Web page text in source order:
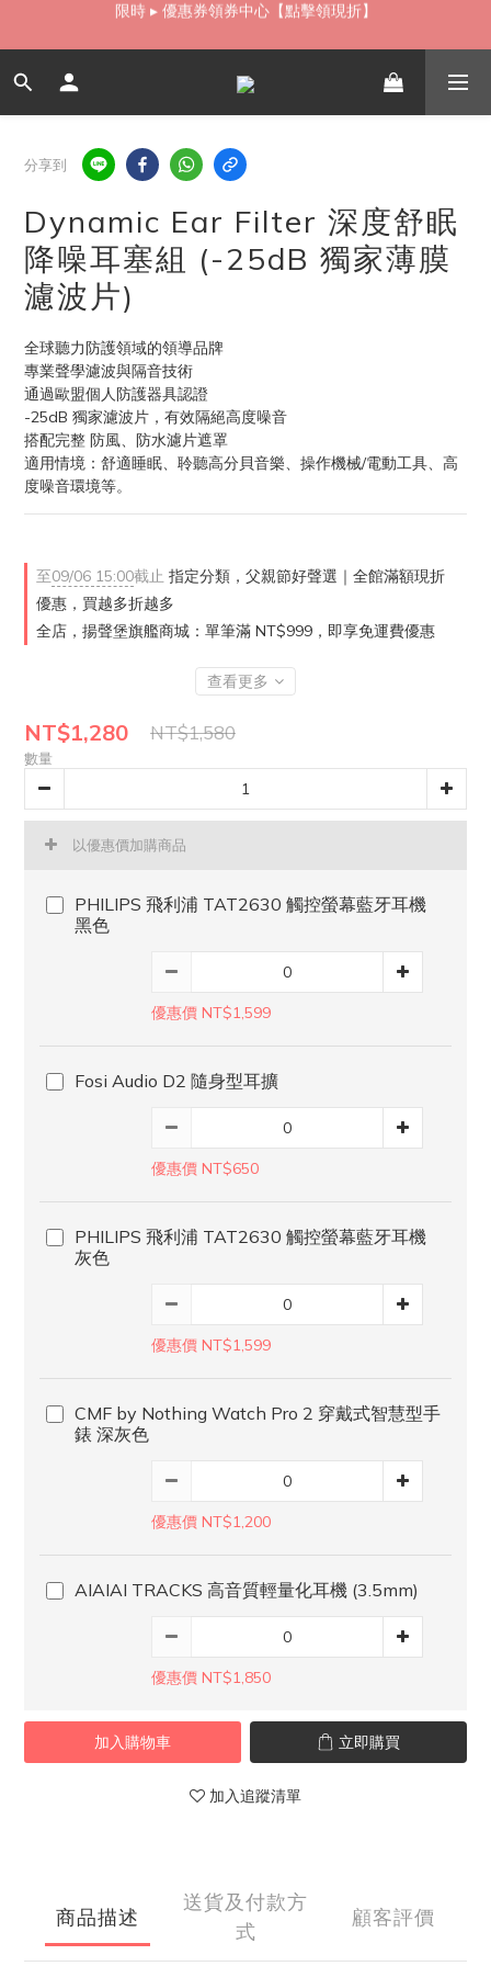
如需當日配送貨海外寄送，歡迎直接與我們聯繫
如需當日配送貨海外寄送，歡迎直接與我們聯繫
無卡分期 零利率 好輕鬆【立即填表】
如需當日配送貨海外寄送，歡迎直接與我們聯繫
分享到
Dynamic Ear Filter 深度舒眠
降噪耳塞組 (-25dB 獨家薄膜
濾波片)
全球聽力防護領域的領導品牌
專業聲學濾波與隔音技術
通過歐盟個人防護器具認證
-25dB 獨家濾波片，有效隔絕高度噪音
搭配完整 防風、防水濾片遮罩
適用情境：舒適睡眠、聆聽高分貝音樂、操作機械/電動工具、高
度噪音環境等。
至09/06 15:00截止 指定分類，父親節好聲選｜全館滿額現折
優惠，買越多折越多
全店，揚聲堡旗艦商城：單筆滿 NT$999，即享免運費優惠
查看更多
NT$1,280 NT$1,580
數量
以優惠價加購商品
PHILIPS 飛利浦 TAT2630 觸控螢幕藍牙耳機
黑色
優惠價 NT$1,599
Fosi Audio D2 隨身型耳擴
優惠價 NT$650
PHILIPS 飛利浦 TAT2630 觸控螢幕藍牙耳機
灰色
優惠價 NT$1,599
CMF by Nothing Watch Pro 2 穿戴式智慧型手
錶 深灰色
優惠價 NT$1,200
AIAIAI TRACKS 高音質輕量化耳機 (3.5mm)
優惠價 NT$1,850
加入購物車 立即購買
加入追蹤清單
商品描述
送貨及付款方
式
顧客評價